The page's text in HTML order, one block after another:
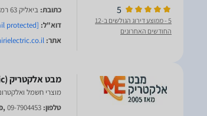
5
5
- ממוצע דירוג הגולשים ב-12
החודשים האחרונים
כתובת: ביאליק 63 רמת גן
דוא"ל: [email protected]
אתר:
מוצרי חשמל
טלפון: 09-7904453